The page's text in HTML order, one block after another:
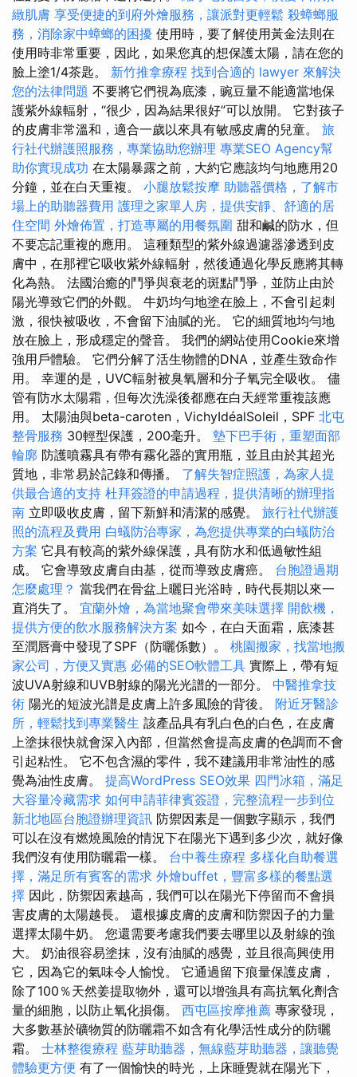
緻肌膚 享受便捷的到府外燴服務，讓派對更輕鬆 殺蟑螂服
務，消除家中蟑螂的困擾 使用時，要了解使用黃金法則在
使用時非常重要，因此，如果您真的想保護太陽，請在您的
臉上塗1/4茶匙。 新竹推拿療程 找到合適的 lawyer 來解決
您的法律問題 不要將它們視為底漆，豌豆量不能適當地保
護紫外線輻射，“很少，因為結果很好”可以放開。 它對孩子
的皮膚非常溫和，適合一歲以來具有敏感皮膚的兒童。 旅
行社代辦護照服務，專業協助您辦理 專業SEO Agency幫
助你實現成功 在太陽暴露之前，大約它應該均勻地應用20
分鐘，並在白天重複。 小腿放鬆按摩 助聽器價格，了解市
場上的助聽器費用 護理之家單人房，提供安靜、舒適的居
住空間 外燴佈置，打造專屬的用餐氛圍 甜和鹹的防水，但
不要忘記重複的應用。 這種類型的紫外線過濾器滲透到皮
膚中，在那裡它吸收紫外線輻射，然後通過化學反應將其轉
化為熱。 法國治癒的鬥爭與衰老的斑點鬥爭，並防止由於
陽光導致它們的外觀。 牛奶均勻地塗在臉上，不會引起刺
激，很快被吸收，不會留下油膩的光。 它的細質地均勻地
放在臉上，形成穩定的聲音。 我們的網站使用Cookie來增
強用戶體驗。 它們分解了活生物體的DNA，並產生致命作
用。 幸運的是，UVC輻射被臭氧層和分子氧完全吸收。 儘
管有防水太陽霜，但每次洗澡後都應在白天經常重複該應
用。 太陽油與beta-caroten，VichyIdéalSoleil，SPF 北屯
整骨服務 30輕型保護，200毫升。 墊下巴手術，重塑面部
輪廓 防護噴霧具有帶有霧化器的實用瓶，並且由於其超光
質地，非常易於記錄和傳播。 了解失智症照護，為家人提
供最合適的支持 杜拜簽證的申請過程，提供清晰的辦理指
南 立即吸收皮膚，留下新鮮和清潔的感覺。 旅行社代辦護
照的流程及費用 白蟻防治專家，為您提供專業的白蟻防治
方案 它具有較高的紫外線保護，具有防水和低過敏性組
成。 它會導致皮膚自由基，從而導致皮膚癌。 台胞證過期
怎麼處理？ 當我們在骨盆上曬日光浴時，時代長期以來一
直消失了。 宜蘭外燴，為當地聚會帶來美味選擇 開飲機，
提供方便的飲水服務解決方案 如今，在白天面霜，底漆甚
至潤唇膏中發現了SPF（防曬係數）。 桃園搬家，找當地搬
家公司，方便又實惠 必備的SEO軟體工具 實際上，帶有短
波UVA射線和UVB射線的陽光光譜的一部分。 中醫推拿技
術 陽光的短波光譜是皮膚上許多風險的背後。 附近牙醫診
所，輕鬆找到專業醫生 該產品具有乳白色的白色，在皮膚
上塗抹很快就會深入內部，但當然會提高皮膚的色調而不會
引起粘性。 它不包含濕的零件，我不建議用非常油性的感
覺為油性皮膚。 提高WordPress SEO效果 四門冰箱，滿足
大容量冷藏需求 如何申請菲律賓簽證，完整流程一步到位
新北地區台胞證辦理資訊 防禦因素是一個數字顯示，我們
可以在沒有燃燒風險的情況下在陽光下遇到多少次，就好像
我們沒有使用防曬霜一樣。 台中養生療程 多樣化自助餐選
擇，滿足所有賓客的需求 外燴buffet，豐富多樣的餐點選
擇 因此，防禦因素越高，我們可以在陽光下停留而不會損
害皮膚的太陽越長。 還根據皮膚的皮膚和防禦因子的力量
選擇太陽牛奶。 您還需要考慮我們要去哪里以及射線的強
大。 奶油很容易塗抹，沒有油膩的感覺，並且很高興使用
它，因為它的氣味令人愉悅。 它通過留下痕量保護皮膚，
除了100％天然姜提取物外，還可以增強具有高抗氧化劑含
量的細胞，以防止氧化損傷。 西屯區按摩推薦 專家發現，
大多數基於礦物質的防曬霜不如含有化學活性成分的防曬
霜。 士林整復療程 藍芽助聽器，無線藍芽助聽器，讓聽覺
體驗更方便 有了一個愉快的時光，上床睡覺就在陽光下，